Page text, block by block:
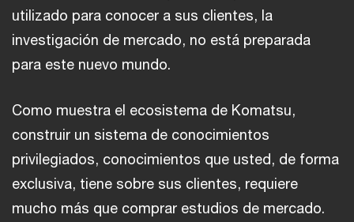
utilizado para conocer a sus clientes, la
investigación de mercado, no está preparada
para este nuevo mundo.
Como muestra el ecosistema de Komatsu,
construir un sistema de conocimientos
privilegiados, conocimientos que usted, de forma
exclusiva, tiene sobre sus clientes, requiere
mucho más que comprar estudios de mercado.